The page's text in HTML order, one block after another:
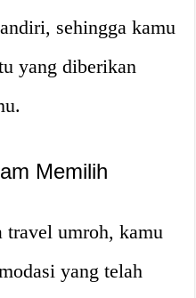
sehingga kamu
yang diberikan
Memilih
travel umroh, kamu
yang telah